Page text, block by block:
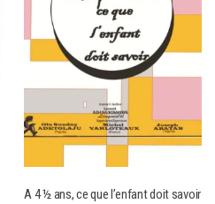
A 4 ½ ans, ce que l’enfant doit savoir